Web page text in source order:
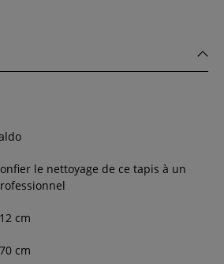
le nettoyage de ce tapis à un
cm
cm